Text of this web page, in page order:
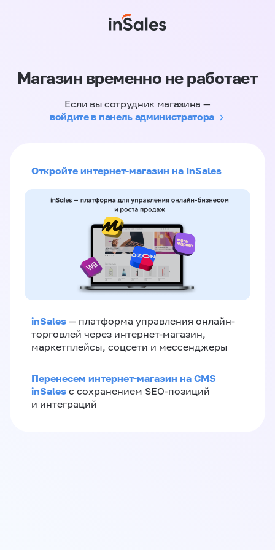
Магазин временно не работает
Если вы сотрудник магазина —
войдите в панель администратора
Откройте интернет-магазин на InSales
inSales — платформа управления онлайн-
торговлей через интернет-магазин,
маркетплейсы, соцсети и мессенджеры
Перенесем интернет-магазин на CMS
inSales с сохранением SEO-позиций
и интеграций